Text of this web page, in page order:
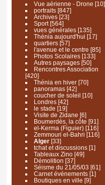
Vue aérienne - Drone [10]
portraits[847]
Archives [23]
Sport[564]
vues générales[135]
Thénia aujourd'hui [17]
quartiers[57]
l'avenue et le centre [85]
Photos Scolaires[133]
Autres paysages[50]
Rencontres Association
[420]
Thénia en hiver[70]
panoramas[42]
coucher de soleil [10]
Londres[42]
le stade [19]
Visite de Zidane [6]
Boumerdès, la côte [91]
el-Kerma (Figuier)[116]
Zemmouri el-Bahri [116]
Alger[33]
tchat et discussions[1]
Tableaux Zino[49]
Démolition [37]
Séisme du 21/05/03 [61]
Carnet événements[1]
Boutiques en ville [9]